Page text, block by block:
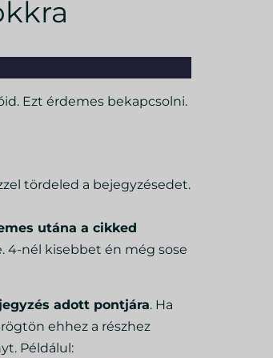
Ezt érdemes bekapcsolni.
tördeled a bejegyzésedet.
utána a cikked
4-nél kisebbet én még sose
adott pontjára. Ha
ehhez a részhez
Példálul: